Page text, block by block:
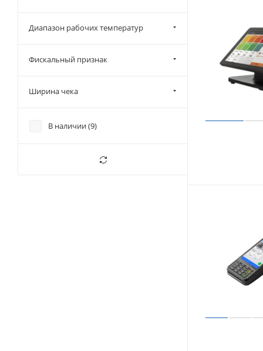
Диапазон рабочих температур
Фискальный признак
Ширина чека
В наличии (9)